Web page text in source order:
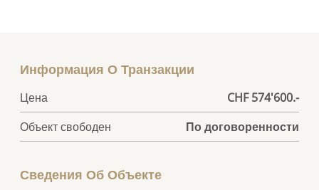
Информация О Транзакции
Цена
CHF 574'600.-
Объект свободен
По договоренности
Сведения Об Объекте